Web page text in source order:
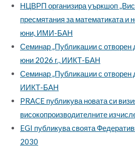
НЦВРП организира уъркшоп
пресмятания за математиката и
юни, ИМИ-БАН
Семинар „Публикации с отворен
юни 2026 г., ИИКТ-БАН
Семинар „Публикации с отворен
ИИКТ-БАН
PRACE публикува новата си
високопроизводителните
EGI публикува своята
2030